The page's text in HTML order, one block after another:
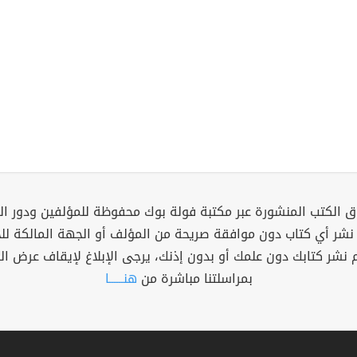
الكتب المنشورة عبر مكتبة فولة بوك محفوظة للمؤلفين ودور
نشر أي كتاب دون موافقة صريحة من المؤلف أو الجهة المالكة
نشر كتابك دون علمك أو بدون إذنك، يرجى الإبلاغ لإيقاف عرض
بمراسلتنا مباشرة من هنــــــا